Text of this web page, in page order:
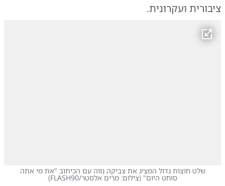
ציבורית ועקרונית.
שלט חוצות גדול המציג את צביקה נווה עם הכיתוב "את מי אתה
סוחט היום" (צילום: מרים אלסטר/FLASH90 )